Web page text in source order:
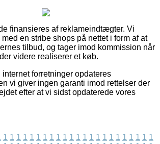
finansieres af reklameindtægter. Vi
en stribe shops på nettet i form af at
tilbud, og tager imod kommission når
videre realiserer et køb.
internet forretninger opdateres
vi giver ingen garanti imod rettelser der
efter at vi sidst opdaterede vores
1 1 1 1 1 1 1 1 1 1 1 1 1 1 1 1 1 1 1 1 1 1 1